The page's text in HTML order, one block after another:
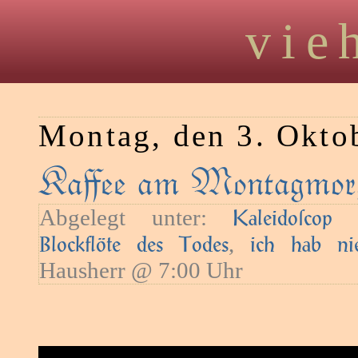
Montag, den 3.
Kaﬀee am
Abgelegt unter: Kaleidoſcop
Blockflöte des Todes, ich hab
Hausherr @ 7:00 Uhr